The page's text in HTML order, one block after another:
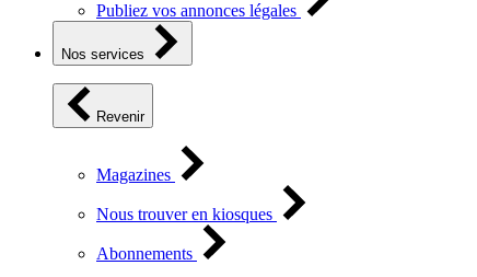
Publiez vos annonces légales
Nos services
Revenir
Magazines
Nous trouver en kiosques
Abonnements